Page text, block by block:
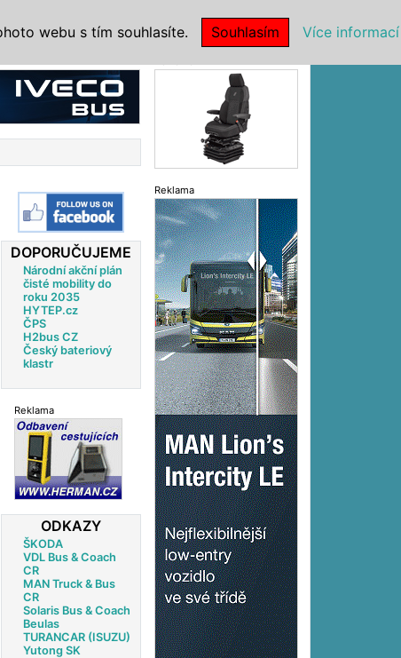
DOPORUČUJEME
Národní akční plán
čisté mobility do
roku 2035
HYTEP.cz
ČPS
H2bus CZ
Český bateriový
klastr
Reklama
ODKAZY
ŠKODA
VDL Bus & Coach
CR
MAN Truck & Bus
CR
Solaris Bus & Coach
Beulas
TURANCAR (ISUZU)
Yutong SK
Reklama
webu s tím souhlasíte. Souhlasím Více informací